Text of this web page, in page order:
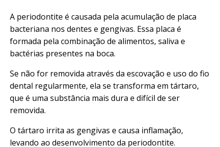
A periodontite é causada pela acumulação de placa
bacteriana nos dentes e gengivas. Essa placa é
formada pela combinação de alimentos, saliva e
bactérias presentes na boca.
Se não for removida através da escovação e uso do fio
dental regularmente, ela se transforma em tártaro,
que é uma substância mais dura e difícil de ser
removida.
O tártaro irrita as gengivas e causa inflamação,
levando ao desenvolvimento da periodontite.